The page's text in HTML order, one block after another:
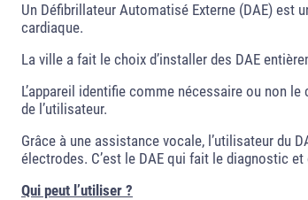
Un Défibrillateur Automatisé Externe (DAE) est
cardiaque.
La ville a fait le choix d’installer des DAE
L’appareil identifie comme nécessaire ou non
de l’utilisateur.
Grâce à une assistance vocale, l’utilisateur du
électrodes. C’est le DAE qui fait le diagnostic
Qui peut l’utiliser ?